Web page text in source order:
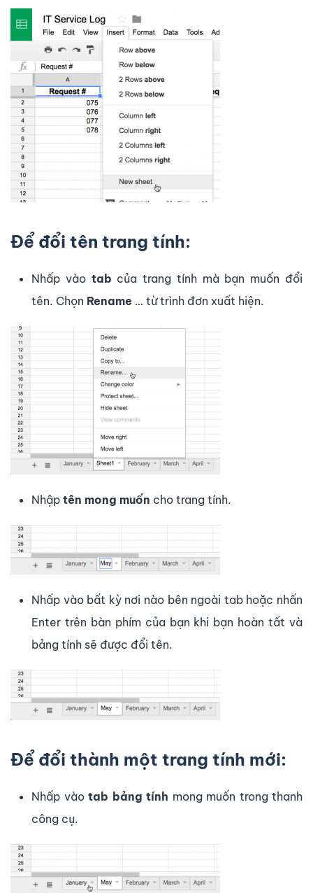
Để đổi tên trang tính:
Nhấp vào tab của trang tính mà bạn muốn đổi
tên. Chọn Rename … từ trình đơn xuất hiện.
Nhập tên mong muốn cho trang tính.
Nhấp vào bất kỳ nơi nào bên ngoài tab hoặc nhấn
Enter trên bàn phím của bạn khi bạn hoàn tất và
bảng tính sẽ được đổi tên.
Để đổi thành một trang tính mới:
Nhấp vào tab bảng tính mong muốn trong thanh
công cụ.